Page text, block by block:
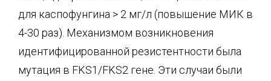
для каспофунгина > 2 мг/л (повышение МИК в
4-30 раз). Механизмом возникновения
идентифицированной резистентности была
мутация в FKS1/FKS2 гене. Эти случаи были